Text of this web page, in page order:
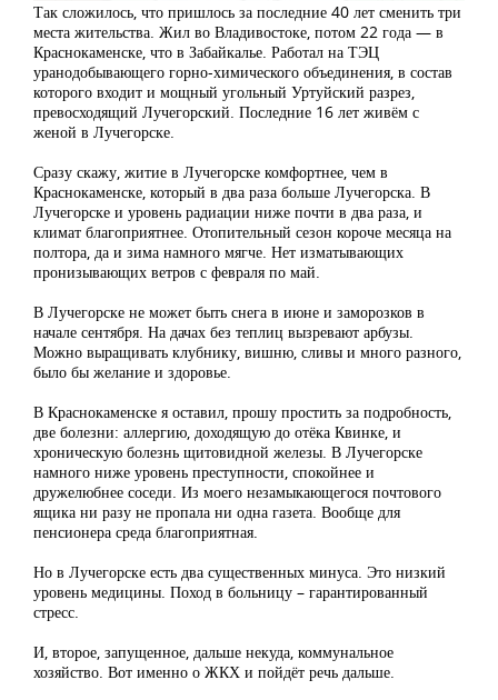
Так сложилось, что пришлось за последние 40 лет сменить три
места жительства. Жил во Владивостоке, потом 22 года — в
Краснокаменске, что в Забайкалье. Работал на ТЭЦ
уранодобывающего горно-химического объединения, в состав
которого входит и мощный угольный Уртуйский разрез,
превосходящий Лучегорский. Последние 16 лет живём с
женой в Лучегорске.
Сразу скажу, житие в Лучегорске комфортнее, чем в
Краснокаменске, который в два раза больше Лучегорска. В
Лучегорске и уровень радиации ниже почти в два раза, и
климат благоприятнее. Отопительный сезон короче месяца на
полтора, да и зима намного мягче. Нет изматывающих
пронизывающих ветров с февраля по май.
В Лучегорске не может быть снега в июне и заморозков в
начале сентября. На дачах без теплиц вызревают арбузы.
Можно выращивать клубнику, вишню, сливы и много разного,
было бы желание и здоровье.
В Краснокаменске я оставил, прошу простить за подробность,
две болезни: аллергию, доходящую до отёка Квинке, и
хроническую болезнь щитовидной железы. В Лучегорске
намного ниже уровень преступности, спокойнее и
дружелюбнее соседи. Из моего незамыкающегося почтового
ящика ни разу не пропала ни одна газета. Вообще для
пенсионера среда благоприятная.
Но в Лучегорске есть два существенных минуса. Это низкий
уровень медицины. Поход в больницу – гарантированный
стресс.
И, второе, запущенное, дальше некуда, коммунальное
хозяйство. Вот именно о ЖКХ и пойдёт речь дальше.